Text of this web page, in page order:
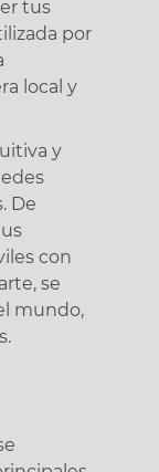
tus
por
local y
y
De
con
se
mundo,